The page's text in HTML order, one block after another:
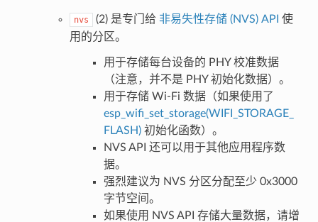
nvs (2) 是专门给 非易失性存储 (NVS) API 使
用的分区。
用于存储每台设备的 PHY 校准数据
（注意，并不是 PHY 初始化数据）。
用于存储 Wi-Fi 数据（如果使用了
esp_wifi_set_storage(WIFI_STORAGE_
FLASH)初始化函数）。
NVS API 还可以用于其他应用程序数
据。
强烈建议为 NVS 分区分配至少 0x3000
字节空间。
如果使用 NVS API 存储大量数据，请增